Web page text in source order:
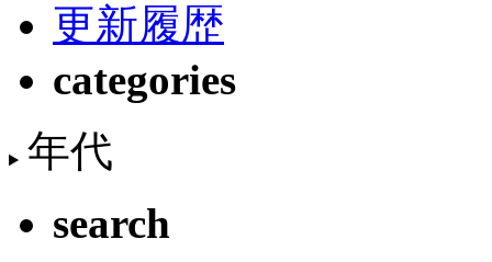
更新履歴
categories
年代
search